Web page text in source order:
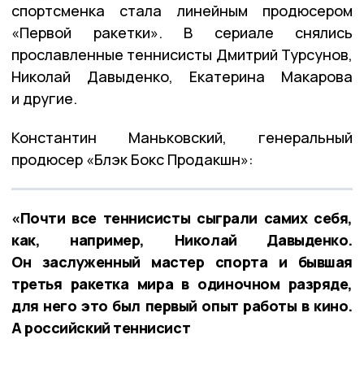
спортсменка стала линейным продюсером
«Первой ракетки». В сериале снялись
прославленные теннисисты Дмитрий Турсунов,
Николай Давыденко, Екатерина Макарова
и другие.
Константин Маньковский, генеральный
продюсер «Блэк Бокс Продакшн»:
«Почти все теннисисты сыграли самих себя,
как, например, Николай Давыденко.
Он заслуженный мастер спорта и бывшая
третья ракетка мира в одиночном разряде,
для него это был первый опыт работы в кино.
А российский теннисист